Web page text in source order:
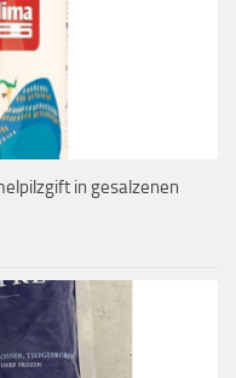
in gesalzenen